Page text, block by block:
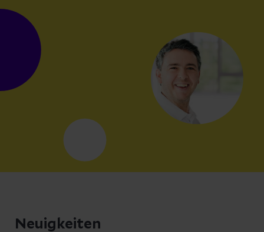
Neuigkeiten